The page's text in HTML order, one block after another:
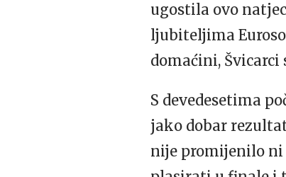
ugostila ovo
ljubiteljima
domaćini,
S devedesetima
jako dobar
nije promijenilo ni